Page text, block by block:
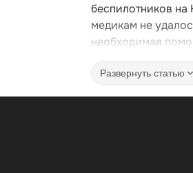
беспилотников
медикам не
необходимая
Развернуть статью